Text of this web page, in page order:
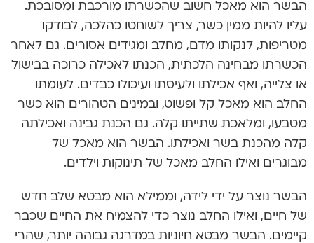
הבשר הוא מאכל חשוב שהכשרתו מורכבת ומסובכת.
עליו להיות ממין כשר, צריך לשוחטו כהלכה, לבודקו
מטריפות, לנקותו מדם, מחלב ומגידים אסורים. גם לאחר
הכשרתו מבחינה הלכתית, הכנתו לאכילה כרוכה בבישול
או צלייה, ואף אכילתו ולעיסתו ועיכולו כבדים. לעומתו
החלב הוא מאכל קל ופשוט, ובמינים הטהורים הוא כשר
מטבעו, ומלאכת שתייתו קלה. גם הכנת גבינה ואכילתה
קלה מהכנת בשר ואכילתו. הבשר הוא מאכל של
מבוגרים ואילו החלב מאכל של תינוקות וילדים.
הבשר נוצר על ידי לידה, וממילא הוא מבטא שלב חדש
של חיים, ואילו החלב נוצר כדי להצמיח את החיים שכבר
קיימים. הבשר מבטא חיוניות במדרגה גבוהה יותר, שהרי